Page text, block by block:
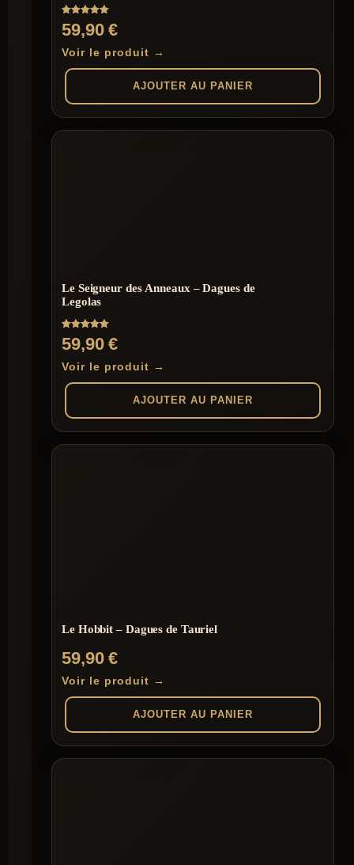
Note
5.00
sur 5
59,90€
Voir le produit →
AJOUTER AU PANIER
Le Seigneur des Anneaux – Dagues de
Legolas
Note
5.00
sur 5
59,90€
Voir le produit →
AJOUTER AU PANIER
Le Hobbit – Dagues de Tauriel
59,90€
Voir le produit →
AJOUTER AU PANIER